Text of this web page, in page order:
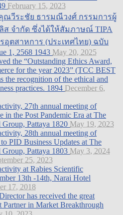
February 15, 2023
วีระชัย ธารมณีวงศ์ กรรมการผู้
ส จำกัด ซึ่งได้ให้สัมภาษณ์ TIPA
อุตสาหการ (ประเทศไทย) ฉบับ
1, 2568 1943 May 20, 2025
the “Outstanding Ethics Award,
for the year 2023” (TCC BEST
the recognition of the ethical and
practices. 1894 December 6,
27th annual meeting of
in the Post Pandemic Era at The
Pattaya 1820 May 19, 2023
28th annual meeting of
PID Business Updates at The
Pattaya 1803 May 3, 2024
25, 2023
at Rabies Scientific
13th -14th, Narai Hotel
17, 2018
has received the great
Partner in Market Breakthrough